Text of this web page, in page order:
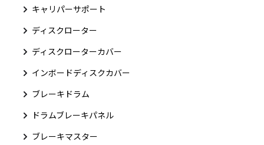
キャリパーサポート
ディスクローター
ディスクローターカバー
インボードディスクカバー
ブレーキドラム
ドラムブレーキパネル
ブレーキマスター